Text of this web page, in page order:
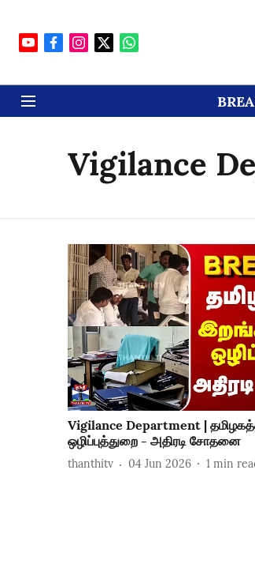
Vigilance
Vigilance Department |
ஒழிப்புத்துறை - அதிரடி சோதனை
thanthitv 04 Jun 2026 1 min